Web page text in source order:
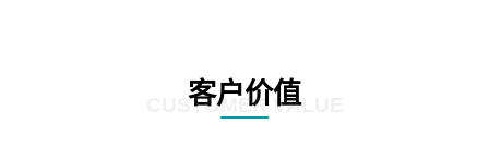
客户价值
CUSTOMER VALUE